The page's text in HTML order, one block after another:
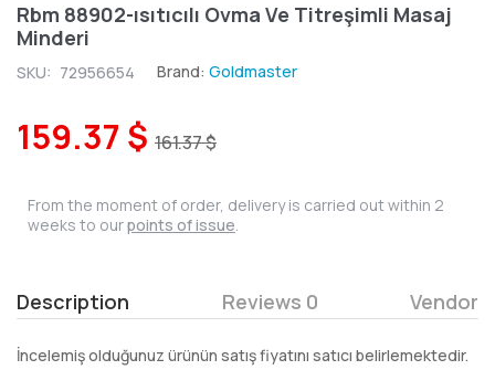
Rbm 88902-ısıtıcılı Ovma Ve Titreşimli Masaj
Minderi
SKU: 72956654 Brand: Goldmaster
159.37 $ 161.37 $
From the moment of order, delivery is carried out within 2
weeks to ourpoints of issue.
Description Reviews 0 Vendor
İncelemiş olduğunuz ürünün satış fiyatını satıcı belirlemektedir.